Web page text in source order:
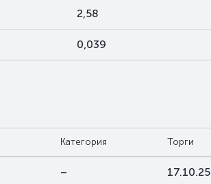
2,58
0,039
Категория Торги
– 17.10.25